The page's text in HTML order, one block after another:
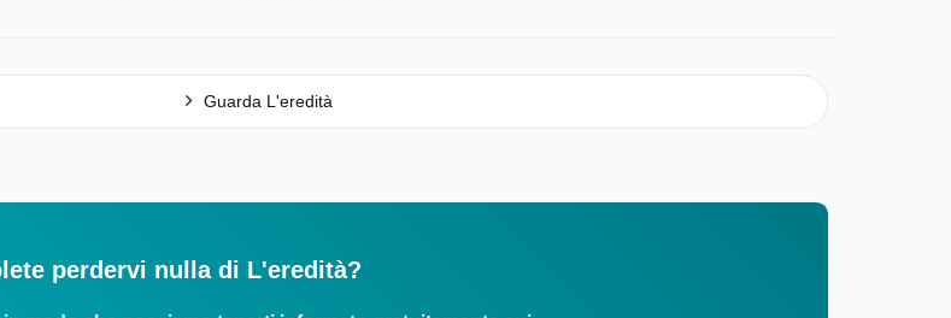
Guarda L'eredità
perdervi nulla di L'eredità?